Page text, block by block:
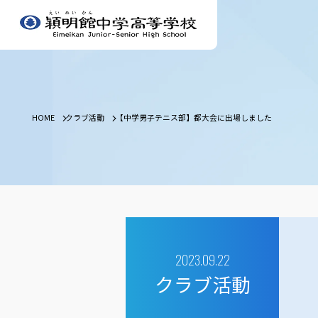
HOME クラブ活動 【中学男子テニス部】都大会に出場しました
2023.09.22
クラブ活動